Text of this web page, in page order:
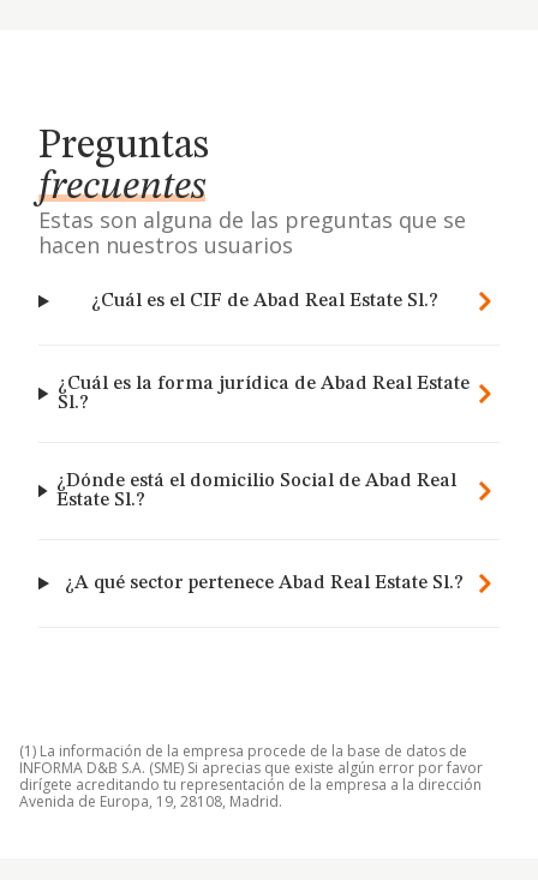
Preguntas
frecuentes
Estas son alguna de las preguntas que se
hacen nuestros usuarios
¿Cuál es el CIF de Abad Real Estate Sl.?
¿Cuál es la forma jurídica de Abad Real Estate
Sl.?
¿Dónde está el domicilio Social de Abad Real
Estate Sl.?
¿A qué sector pertenece Abad Real Estate Sl.?
(1) La información de la empresa procede de la base de datos de
INFORMA D&B S.A. (SME) Si aprecias que existe algún error por favor
dirígete acreditando tu representación de la empresa a la dirección
Avenida de Europa, 19, 28108, Madrid.